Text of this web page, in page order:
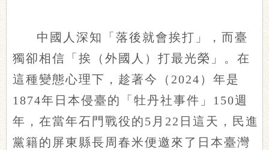
中國人深知「落後就會挨打」，而臺
獨卻相信「挨（外國人）打最光榮」。在
這種變態心理下，趁著今（2024）年是
1874年日本侵臺的「牡丹社事件」150週
年，在當年石門戰役的5月22日這天，民進
黨籍的屏東縣長周春米便邀來了日本臺灣